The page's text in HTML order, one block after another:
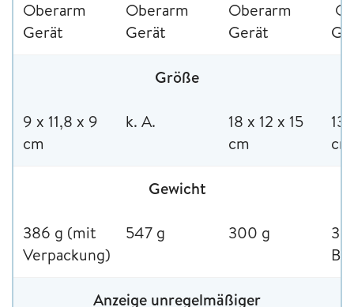
Oberarm
Gerät
Oberarm
Gerät
Oberarm
Gerät
Größe
9 x 11,8 x 9
cm
k. A.
18 x 12 x 15
cm
13
cm
Gewicht
386 g (mit
Verpackung)
547 g 300 g
Anzeige unregelmäßiger